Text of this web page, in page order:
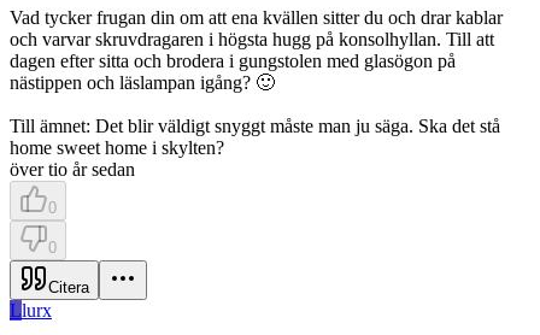
Vad tycker frugan din om att ena kvällen sitter du och drar kablar
och varvar skruvdragaren i högsta hugg på konsolhyllan. Till att
dagen efter sitta och brodera i gungstolen med glasögon på
nästippen och läslampan igång? 🙂
Till ämnet: Det blir väldigt snyggt måste man ju säga. Ska det stå
home sweet home i skylten?
över tio år sedan
0
0
Citera
Llurx